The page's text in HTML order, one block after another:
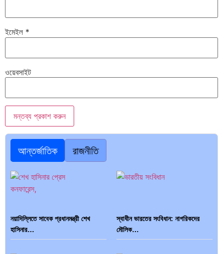
ইমেইল *
ওয়েবসাইট
আন্তর্জাতিক রাজনীতি
নয়াদিল্লিতে সাবেক প্রধানমন্ত্রী শেখ
হাসিনার…
স্বাধীন ভারতের সংবিধান: নাগরিকদের
মৌলিক…